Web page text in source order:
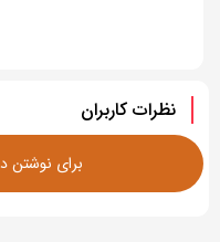
نظرات کاربران
برای نوشتن